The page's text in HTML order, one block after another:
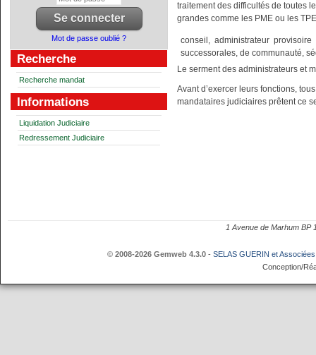
Mot de passe oublié ?
Recherche
Recherche mandat
Informations
Liquidation Judiciaire
Redressement Judiciaire
traitement des difficultés de toutes
grandes comme les PME ou les
conseil, administrateur
successorales, de communauté,
Le serment des administrateurs et
Avant d’exercer leurs fonctions,
mandataires judiciaires prêtent ce
1 Avenue de Marhum BP
© 2008-2026 Gemweb 4.3.0 - SELAS GUERIN et Associées
Conception/